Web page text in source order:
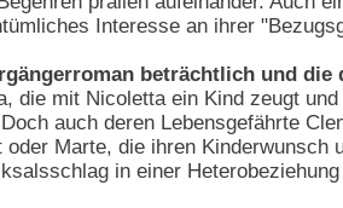
Interesse an ihrer
beträchtlich und
die mit Nicoletta ein Kind zeugt
auch deren Lebensgefährte
Marte, die ihren
in einer